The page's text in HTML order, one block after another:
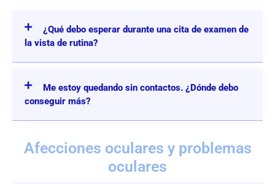
¿Qué debo esperar durante una cita de examen de
la vista de rutina?
Me estoy quedando sin contactos. ¿Dónde debo
conseguir más?
Afecciones oculares y problemas
oculares